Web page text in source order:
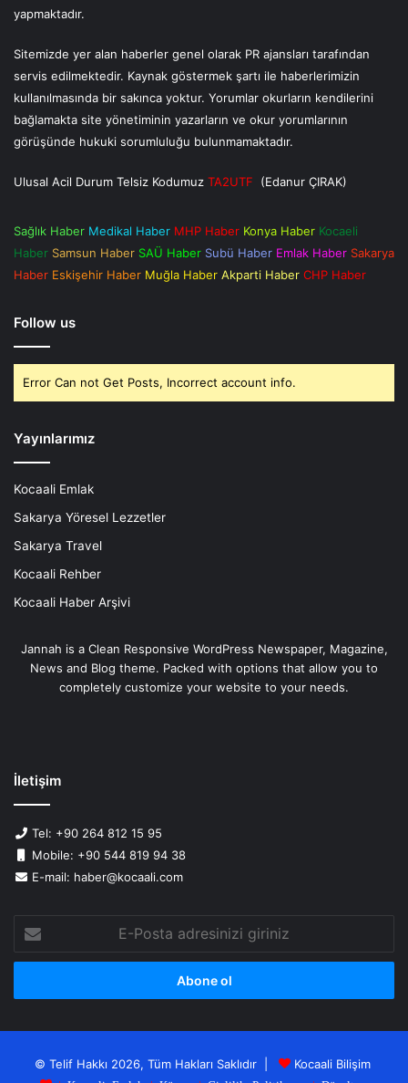
yapmaktadır.
Sitemizde yer alan haberler genel olarak PR ajansları tarafından
servis edilmektedir. Kaynak göstermek şartı ile haberlerimizin
kullanılmasında bir sakınca yoktur. Yorumlar okurların kendilerini
bağlamakta site yönetiminin yazarların ve okur yorumlarının
görüşünde hukuki sorumluluğu bulunmamaktadır.
Ulusal Acil Durum Telsiz Kodumuz TA2UTF (Edanur ÇIRAK)
Sağlık Haber Medikal Haber MHP Haber Konya Haber Kocaeli
Haber Samsun Haber SAÜ Haber Subü Haber Emlak Haber Sakarya
Haber Eskişehir Haber Muğla Haber Akparti Haber CHP Haber
Follow us
Error Can not Get Posts, Incorrect account info.
Yayınlarımız
Kocaali Emlak
Sakarya Yöresel Lezzetler
Sakarya Travel
Kocaali Rehber
Kocaali Haber Arşivi
Jannah is a Clean Responsive WordPress Newspaper, Magazine,
News and Blog theme. Packed with options that allow you to
completely customize your website to your needs.
İletişim
Tel: +90 264 812 15 95
Mobile: +90 544 819 94 38
E-mail: haber@kocaali.com
Posta
adresinizi
© Telif Hakkı 2026, Tüm Hakları Saklıdır | Kocaali Bilişim